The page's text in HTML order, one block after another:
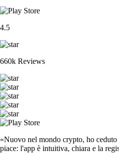
4.5
660k Reviews
«Nuovo nel mondo crypto, ho
piace: l'app è intuitiva, chiara e la